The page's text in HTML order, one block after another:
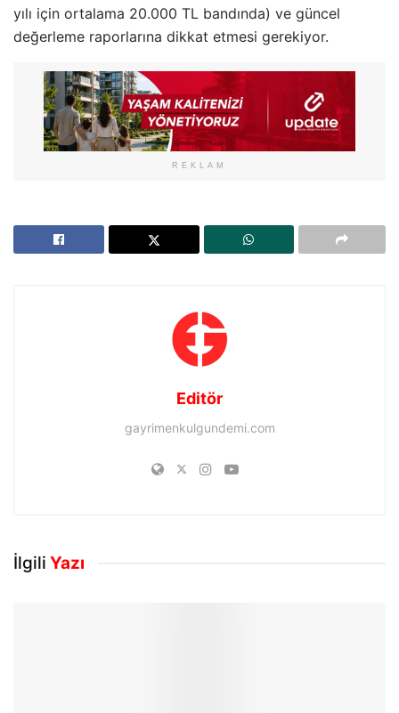
yılı için ortalama 20.000 TL bandında) ve güncel
değerleme raporlarına dikkat etmesi gerekiyor.
REKLAM
Editör
gayrimenkulgundemi.com
İlgili Yazı